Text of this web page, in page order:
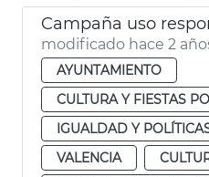
Campaña uso
modificado hace 2
AYUNTAMIENTO
CULTURA Y FIESTAS
IGUALDAD Y
VALENCIA